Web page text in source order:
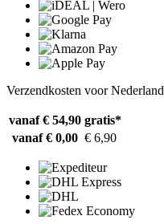
Verzendkosten voor Nederland
vanaf € 54,90 gratis*
vanaf € 0,00 € 6,90